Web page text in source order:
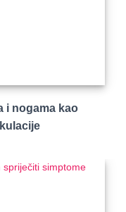
i nogama kao